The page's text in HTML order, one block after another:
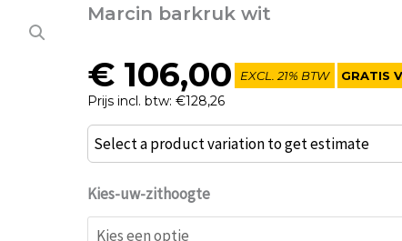
Marcin barkruk wit
€ 106,00
Prijs incl. btw: €128,26
EXCL. 21% BTW GRATIS
Select a product variation to get estimate
Kies-uw-zithoogte
Marcin
barkruk
wit
aantal